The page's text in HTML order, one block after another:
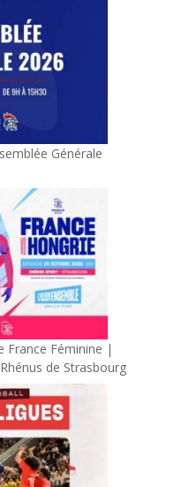
Générale
France Féminine |
de Strasbourg